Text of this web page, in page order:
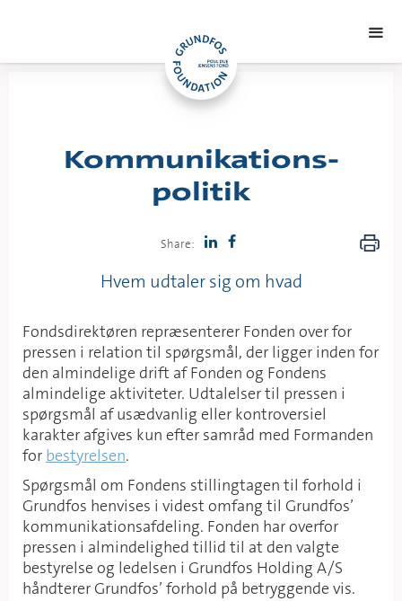
Kommunikations-
politik
Share:
Hvem udtaler sig om hvad
Fondsdirektøren repræsenterer Fonden over for
pressen i relation til spørgsmål, der ligger inden for
den almindelige drift af Fonden og Fondens
almindelige aktiviteter. Udtalelser til pressen i
spørgsmål af usædvanlig eller kontroversiel
karakter afgives kun efter samråd med Formanden
for bestyrelsen.
Spørgsmål om Fondens stillingtagen til forhold i
Grundfos henvises i videst omfang til Grundfos’
kommunikationsafdeling. Fonden har overfor
pressen i almindelighed tillid til at den valgte
bestyrelse og ledelsen i Grundfos Holding A/S
håndterer Grundfos’ forhold på betryggende vis.